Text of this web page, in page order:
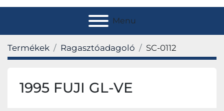
Menu
Termékek Ragasztóadagoló SC-0112
1995 FUJI GL-VE